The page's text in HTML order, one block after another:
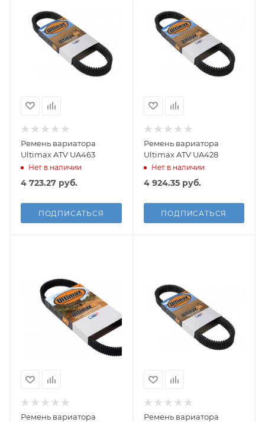
Ремень вариатора
Ultimax ATV UA463
Нет в наличии
4 723.27 руб.
ПОДПИСАТЬСЯ
Ремень вариатора
Ultimax ATV UA428
Нет в наличии
4 924.35руб.
ПОДПИСАТЬСЯ
Ремень вариатора
Ремень вариатора